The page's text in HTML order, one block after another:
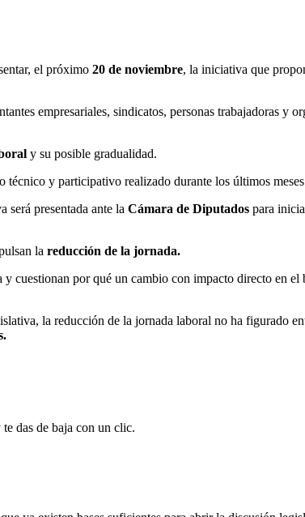
el próximo 20 de noviembre, la iniciativa que
empresariales, sindicatos, personas trabajadoras y
y su posible gradualidad.
técnico y participativo realizado durante los últimos
será presentada ante la Cámara de Diputados para
la reducción de la jornada.
cuestionan por qué un cambio con impacto directo en
la reducción de la jornada laboral no ha figurado
das de baja con un clic.